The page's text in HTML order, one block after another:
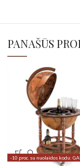
PANAŠŪS
-10 proc. su nuolaidos kodu: